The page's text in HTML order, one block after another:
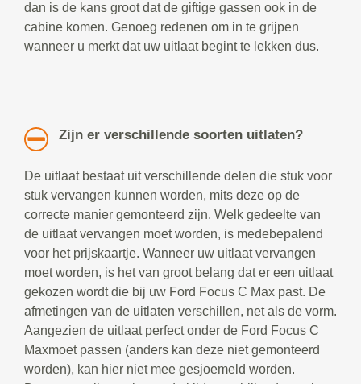
dan is de kans groot dat de giftige gassen ook in de
cabine komen. Genoeg redenen om in te grijpen
wanneer u merkt dat uw uitlaat begint te lekken dus.
Zijn er verschillende soorten uitlaten?
De uitlaat bestaat uit verschillende delen die stuk voor
stuk vervangen kunnen worden, mits deze op de
correcte manier gemonteerd zijn. Welk gedeelte van
de uitlaat vervangen moet worden, is medebepalend
voor het prijskaartje. Wanneer uw uitlaat vervangen
moet worden, is het van groot belang dat er een uitlaat
gekozen wordt die bij uw Ford Focus C Max past. De
afmetingen van de uitlaten verschillen, net als de vorm.
Aangezien de uitlaat perfect onder de Ford Focus C
Maxmoet passen (anders kan deze niet gemonteerd
worden), kan hier niet mee gesjoemeld worden.